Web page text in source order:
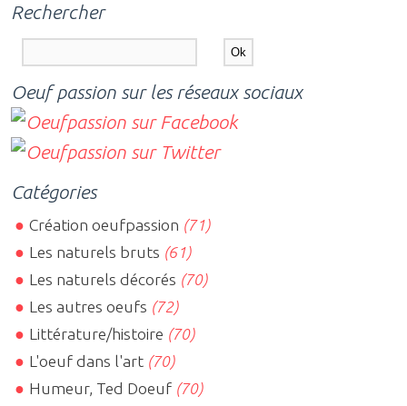
Rechercher
Oeuf passion sur les réseaux sociaux
Catégories
Création oeufpassion (71)
Les naturels bruts (61)
Les naturels décorés (70)
Les autres oeufs (72)
Littérature/histoire (70)
L'oeuf dans l'art (70)
Humeur, Ted Doeuf (70)